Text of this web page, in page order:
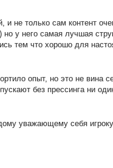
и не только сам контент
у него самая лучшая
тем что хорошо для
опыт, но это не вина
без прессинга ни
уважающему себя